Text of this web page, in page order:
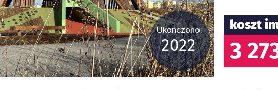
Ukończono:
2022
koszt
3